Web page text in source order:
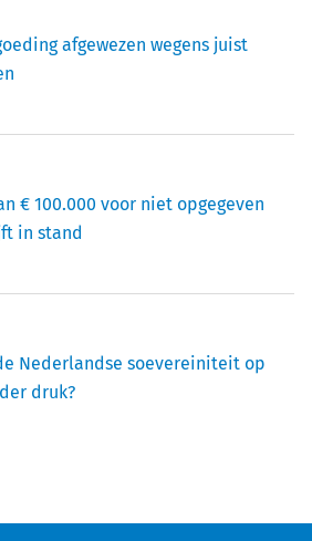
afgewezen wegens juist
€ 100.000 voor niet opgegeven
in stand
Nederlandse soevereiniteit op
druk?